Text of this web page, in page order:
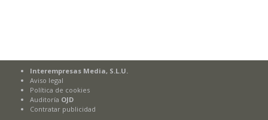
Interempresas Media, S.L.U.
Aviso legal
Política de cookies
Auditoría OJD
Contratar publicidad